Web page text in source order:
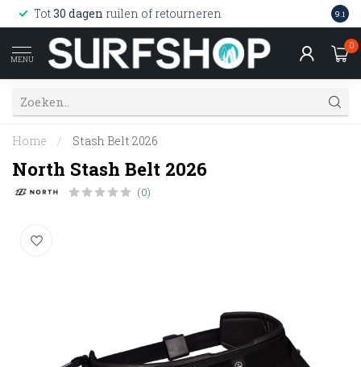
Tot30 dagen ruilen of retourneren 9.1
MENU
0
Home / Stash Belt 2026
North Stash Belt 2026
(0)